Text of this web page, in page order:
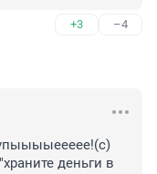
+3 –4
деньги в